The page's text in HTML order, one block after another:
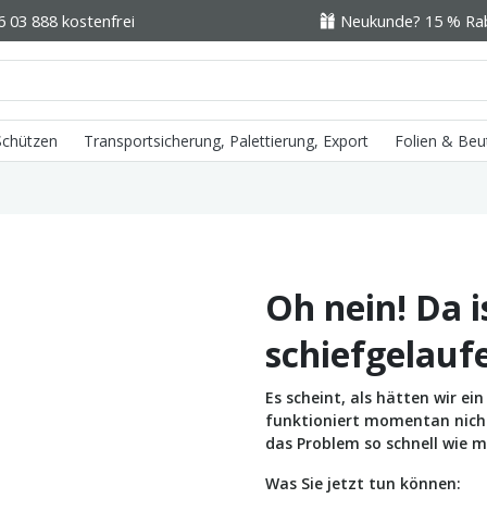
03 888 kostenfrei Neukunde? 15 %
Transportsicherung, Palettierung, Export Folien &
Oh nein! Da
Es scheint, als hätten wir
funktioniert momentan
das Problem so schnell wie
Was Sie jetzt tun können: